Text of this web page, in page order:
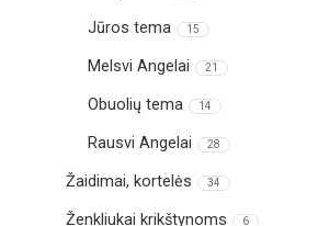
Jūros tema 15
Melsvi Angelai 21
Obuolių tema 14
Rausvi Angelai 28
Žaidimai, kortelės 34
Ženkliukai krikštynoms 6